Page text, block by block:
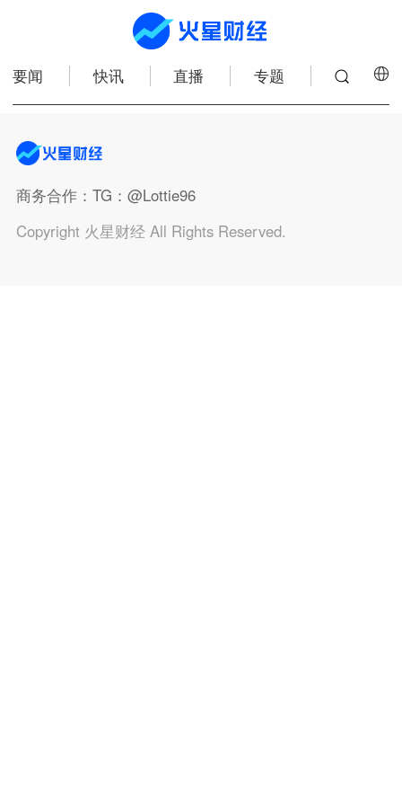
要闻 快讯 直播 专题
商务合作：TG：@Lottie96
Copyright 火星财经 All Rights Reserved.